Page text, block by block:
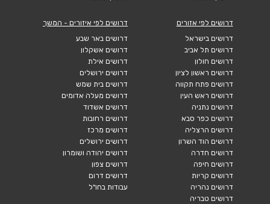
דרושים לפי אזורים
דרושים בישראל
דרושים תל אביב
דרושים חולון
דרושים ראשון לציון
דרושים פתח תקווה
דרושים ראש העין
דרושים נתניה
דרושים כפר סבא
דרושים הרצליה
דרושים הוד השרון
דרושים חדרה
דרושים חיפה
דרושים קריות
דרושים נהריה
דרושים טבריה
דרושים לפי איזורים - המשך
דרושים באר שבע
דרושים אשקלון
דרושים אילת
דרושים ירושלים
דרושים בית שמש
דרושים מעלה אדומים
דרושים אשדוד
דרושים רחובות
דרושים מרכז
דרושים ירושלים
דרושים יהודה ושומרון
דרושים צפון
דרושים דרום
עבודות בחו"ל